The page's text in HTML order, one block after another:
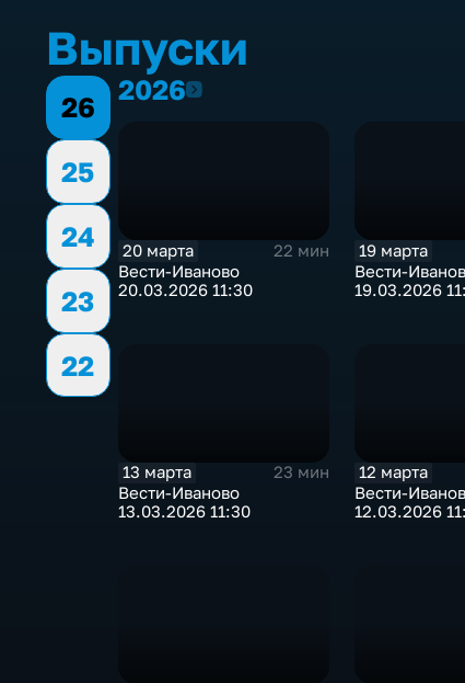
Выпуски
26
25
24
23
22
20262026
20 марта
22 мин
Вести-Иваново
20.03.2026 11:30
19 марта
Вести-
19.03.2026
13 марта
23 мин
Вести-Иваново
13.03.2026 11:30
12 марта
Вести-
12.03.2026